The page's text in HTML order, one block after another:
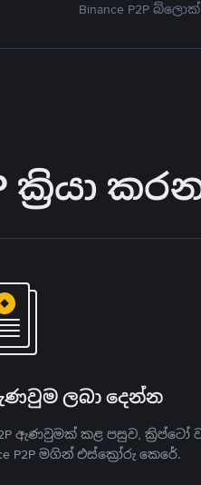
Binance P2P
ක්‍රියා
ලබා දෙන්න
ඇණවුමක් කළ පසුව, ක්‍රිප්ටෝ
P2P මගින් එස්ක්‍රෝරු කෙරේ.